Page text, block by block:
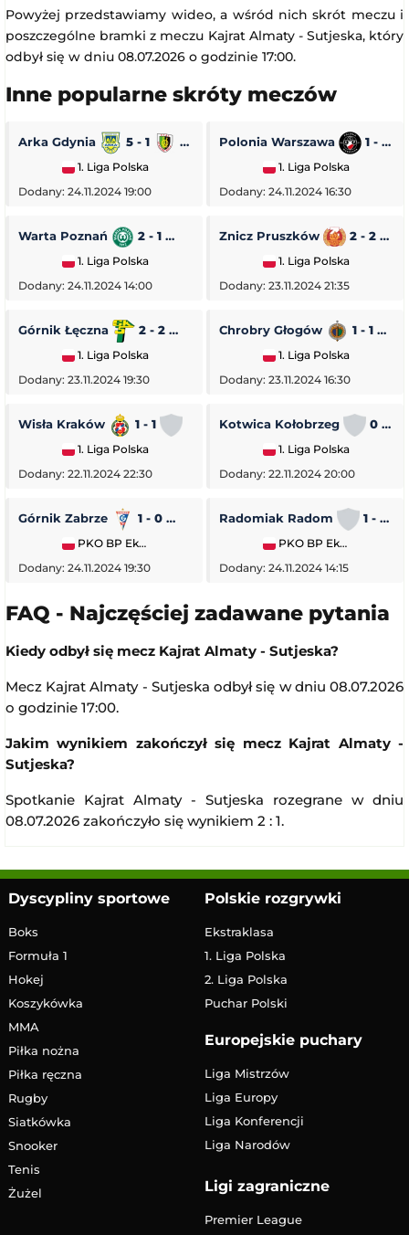
Powyżej przedstawiamy wideo, a wśród nich skrót meczu i
poszczególne bramki z meczu Kajrat Almaty - Sutjeska, który
odbył się w dniu 08.07.2026 o godzinie 17:00.
Inne popularne skróty meczów
Arka Gdynia 5 - 1
1. Liga Polska
Dodany: 24.11.2024 19:00
Polonia Warszawa 1 - 0
1. Liga Polska
Dodany: 24.11.2024 16:30
Warta Poznań 2 - 1 Pogoń Siedlce
1. Liga Polska
Dodany: 24.11.2024 14:00
Znicz Pruszków 2 - 2
1. Liga Polska
Dodany: 23.11.2024 21:35
Górnik Łęczna 2 - 2 GKS Tychy
1. Liga Polska
Dodany: 23.11.2024 19:30
Chrobry Głogów 1 - 1
1. Liga Polska
Dodany: 23.11.2024 16:30
Wisła Kraków 1 - 1 Stal Rzeszów
1. Liga Polska
Dodany: 22.11.2024 22:30
Kotwica Kołobrzeg 0 - 5
1. Liga Polska
Dodany: 22.11.2024 20:00
Górnik Zabrze 1 - 0 Piast Gliwice
PKO BP Ekstraklasa
Dodany: 24.11.2024 19:30
Radomiak Radom 1 - 2
PKO BP Ekstraklasa
Dodany: 24.11.2024 14:15
FAQ - Najczęściej zadawane pytania
Kiedy odbył się mecz Kajrat Almaty - Sutjeska?
Mecz Kajrat Almaty - Sutjeska odbył się w dniu 08.07.2026
o godzinie 17:00.
Jakim wynikiem zakończył się mecz Kajrat Almaty -
Sutjeska?
Spotkanie Kajrat Almaty - Sutjeska rozegrane w dniu
08.07.2026 zakończyło się wynikiem 2 : 1.
Dyscypliny sportowe
Boks
Formuła 1
Hokej
Koszykówka
MMA
Piłka nożna
Piłka ręczna
Rugby
Siatkówka
Snooker
Tenis
Żużel
Polskie rozgrywki
Ekstraklasa
1. Liga Polska
2. Liga Polska
Puchar Polski
Europejskie puchary
Liga Mistrzów
Liga Europy
Liga Konferencji
Liga Narodów
Ligi zagraniczne
Premier League